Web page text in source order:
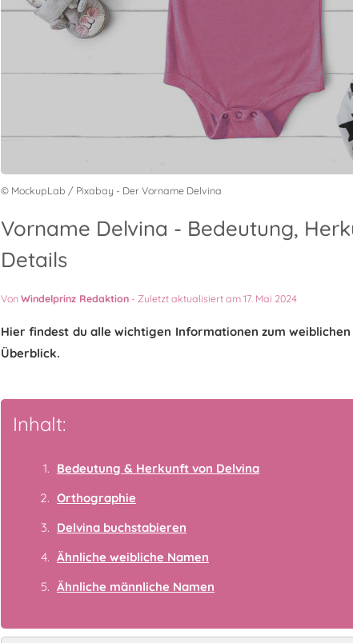
© MockupLab / Pixabay - Der Vorname Delvina
Vorname Delvina - Bedeutung,
Details
VonWindelprinz Redaktion - Zuletzt aktualisiert am 17. Mai 2024
Hier findest du alle wichtigen Informationen zum
Überblick.
Inhalt:
Bedeutung & Herkunft von Delvina
Orthographie
Delvina buchstabieren
Ähnliche weibliche Namen
Ähnliche männliche Namen